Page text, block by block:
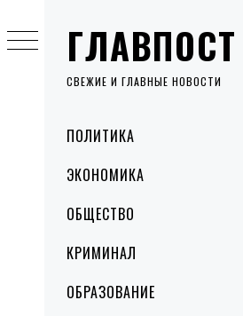
ГЛАВПОСТ
СВЕЖИЕ И ГЛАВНЫЕ НОВОСТИ
MenuПОЛИТИКА
ЭКОНОМИКА
ОБЩЕСТВО
КРИМИНАЛ
ОБРАЗОВАНИЕ
to
content